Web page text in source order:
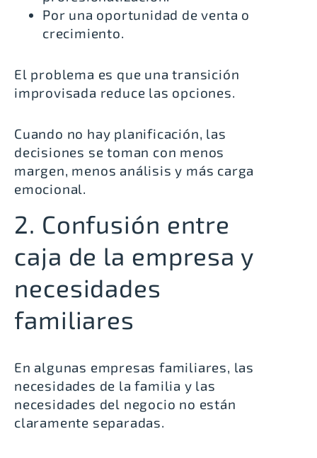
Por una oportunidad de venta o
crecimiento.
El problema es que una transición
improvisada reduce las opciones.
Cuando no hay planificación, las
decisiones se toman con menos
margen, menos análisis y más carga
emocional.
2. Confusión entre
caja de la empresa y
necesidades
familiares
En algunas empresas familiares, las
necesidades de la familia y las
necesidades del negocio no están
claramente separadas.